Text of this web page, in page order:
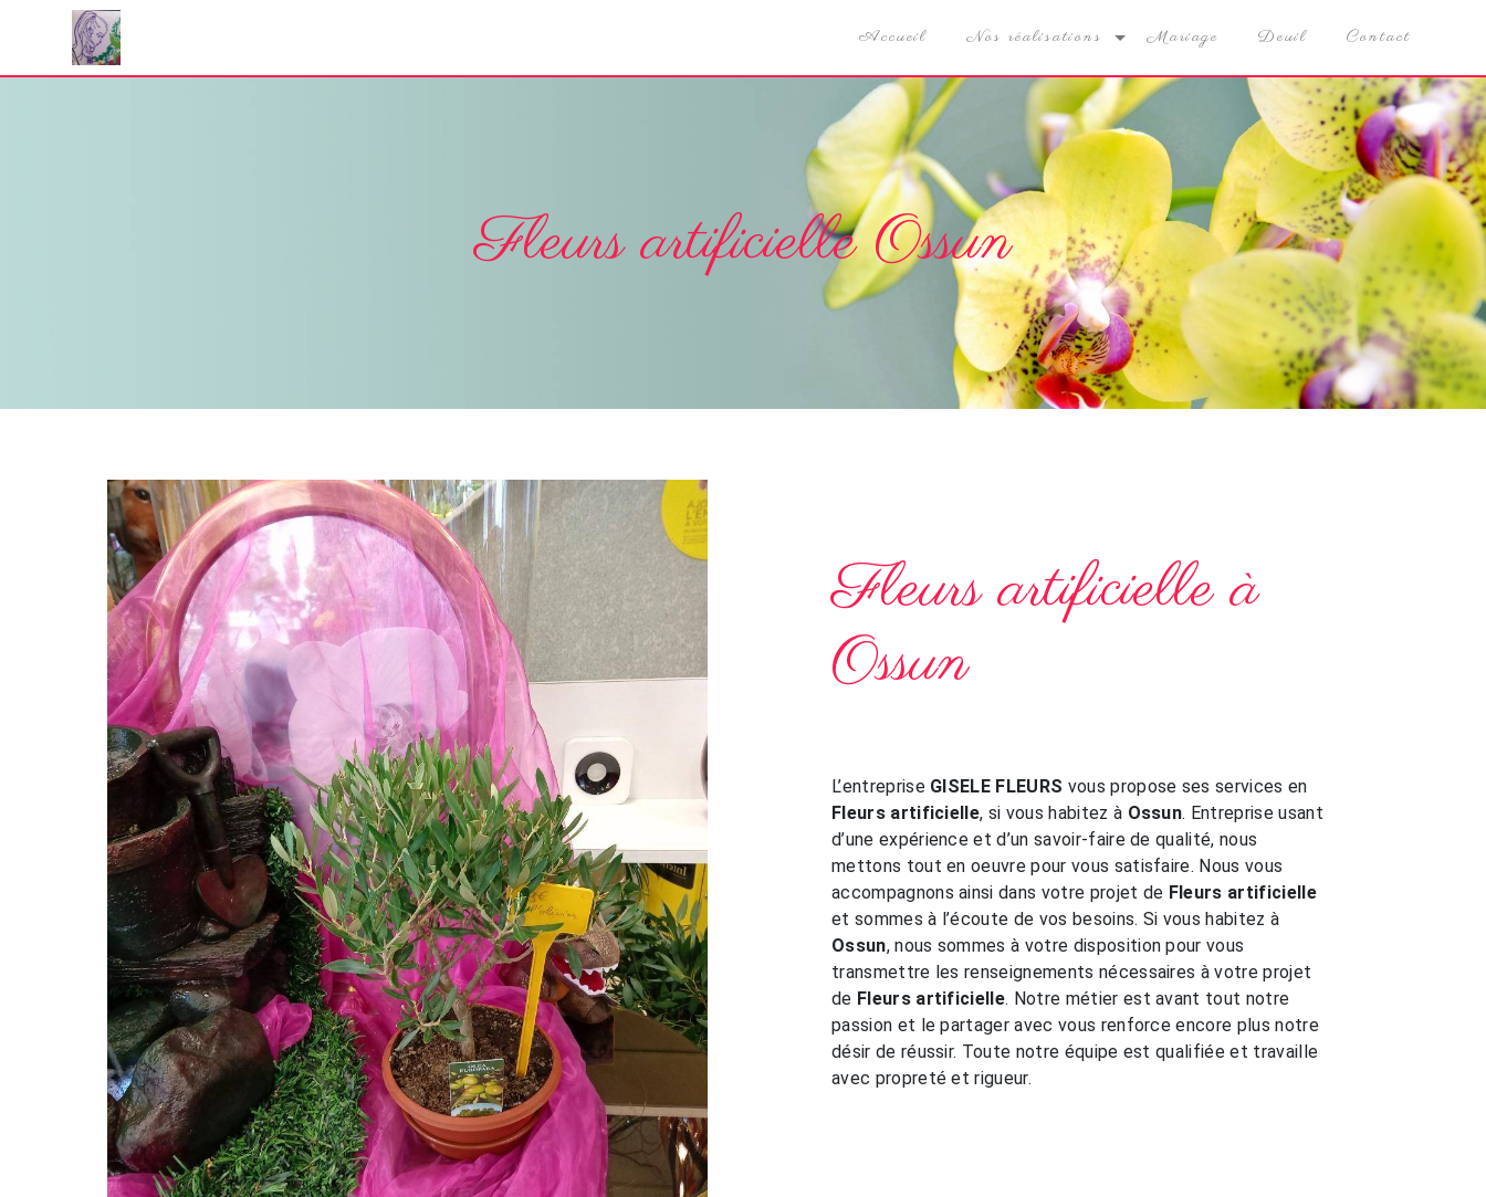
Panneau de gestion des cookies
Accueil Nos réalisations Mariage Deuil Contact
Fleurs artificielle Ossun
Fleurs artificielle à
Ossun
L’entreprise GISELE FLEURS vous propose ses services en
Fleurs artificielle, si vous habitez à Ossun. Entreprise usant
d’une expérience et d’un savoir-faire de qualité, nous
mettons tout en oeuvre pour vous satisfaire. Nous vous
accompagnons ainsi dans votre projet de Fleurs artificielle
et sommes à l’écoute de vos besoins. Si vous habitez à
Ossun, nous sommes à votre disposition pour vous
transmettre les renseignements nécessaires à votre projet
de Fleurs artificielle. Notre métier est avant tout notre
passion et le partager avec vous renforce encore plus notre
désir de réussir. Toute notre équipe est qualifiée et travaille
avec propreté et rigueur.